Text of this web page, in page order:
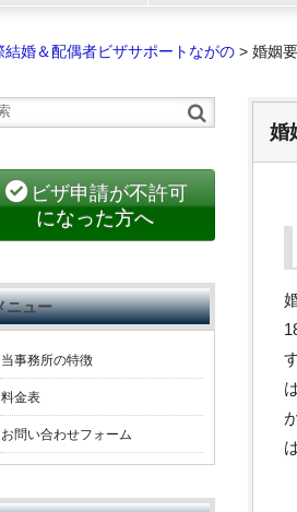
結婚＆配偶者ビザサポートながの > 婚姻
婚
ビザ申請が不許可
になった方へ
ニュー
当事務所の特徴
料金表
お問い合わせフォーム